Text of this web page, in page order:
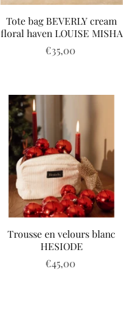
Tote bag BEVERLY cream
floral haven LOUISE MISHA
€35,00
Trousse en velours blanc
HESIODE
€45,00